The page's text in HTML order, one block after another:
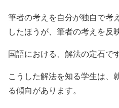
筆者の考えを自分が独自で考
したほうが、筆者の考えを反
国語における、解法の定石です
こうした解法を知る学生は、
る傾向があります。